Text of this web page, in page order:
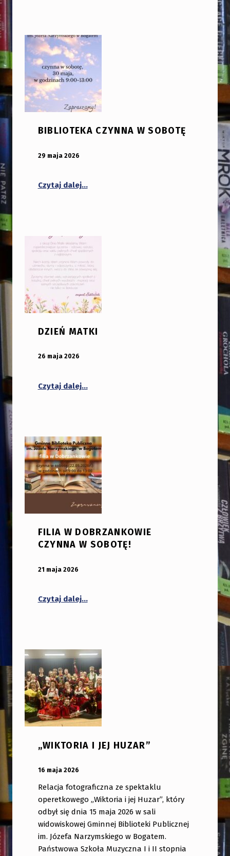
BIBLIOTEKA CZYNNA W SOBOTĘ
29 maja 2026
Czytaj dalej…
DZIEŃ MATKI
26 maja 2026
Czytaj dalej…
FILIA W DOBRZANKOWIE
CZYNNA W SOBOTĘ!
21 maja 2026
Czytaj dalej
“Filia w Dobrzankowie czynna w
…
„WIKTORIA I JEJ HUZAR”
16 maja 2026
Relacja fotograficzna ze spektaklu
operetkowego „Wiktoria i jej Huzar”, który
odbył się dnia 15 maja 2026 w sali
widowiskowej Gminnej Biblioteki Publicznej
im. Józefa Narzymskiego w Bogatem.
Państwowa Szkoła Muzyczna I i II stopnia